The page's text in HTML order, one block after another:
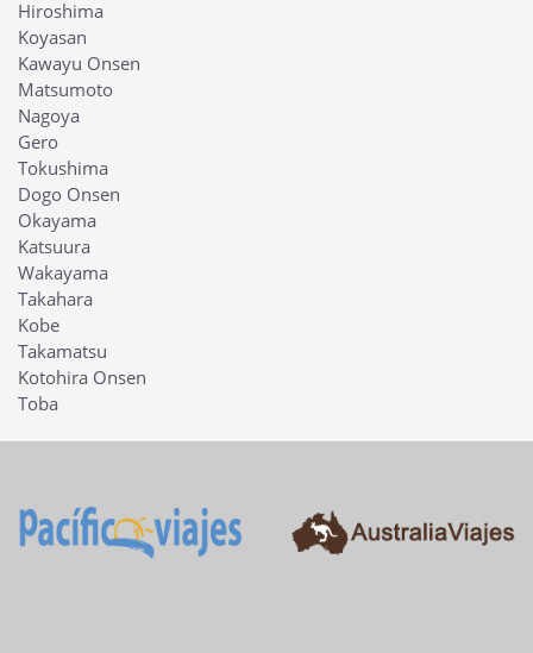
Hiroshima
Koyasan
Kawayu Onsen
Matsumoto
Nagoya
Gero
Tokushima
Dogo Onsen
Okayama
Katsuura
Wakayama
Takahara
Kobe
Takamatsu
Kotohira Onsen
Toba